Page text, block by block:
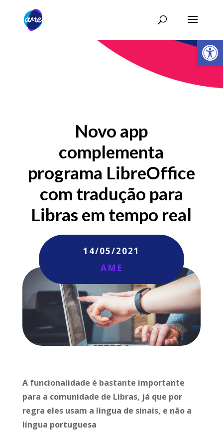
Abrir
Novo app
complementa
programa LibreOffice
com tradução para
Libras em tempo real
14/05/2021
AME
A funcionalidade é bastante importante
para a comunidade de Libras, já que por
regra eles usam a língua de sinais, e não a
língua portuguesa